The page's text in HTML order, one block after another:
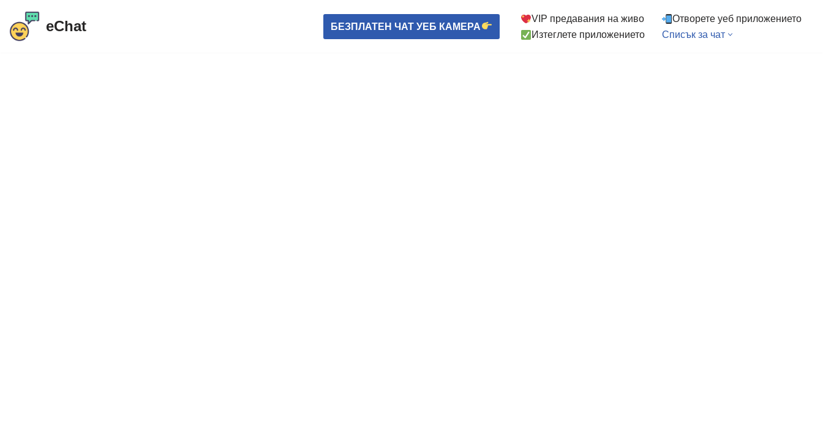
ПреминетеeChat БЕЗПЛАТЕН ЧАТ УЕБ КАМЕРА
VIP предавания на живо
Отворете уеб приложението
Изтеглете приложението
Списък за чат